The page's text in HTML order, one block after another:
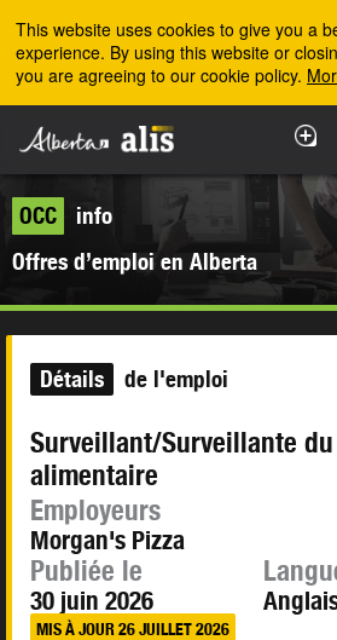
This website uses cookies to give you a
experience. By using this website or
you are agreeing to our cookie policy.
OCC
info
Offres d’emploi en Alberta
Détails de l'emploi
Surveillant/Surveillante
alimentaire
Employeurs
Morgan's Pizza
Publiée le
30 juin 2026
MIS À JOUR 26 JUILLET 2026